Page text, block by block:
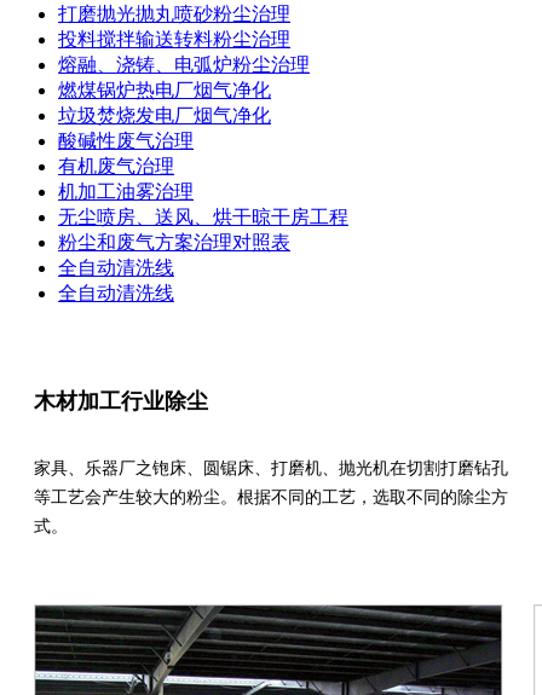
打磨抛光抛丸喷砂粉尘治理
投料搅拌输送转料粉尘治理
熔融、浇铸、电弧炉粉尘治理
燃煤锅炉热电厂烟气净化
垃圾焚烧发电厂烟气净化
酸碱性废气治理
有机废气治理
机加工油雾治理
无尘喷房、送风、烘干晾干房工程
粉尘和废气方案治理对照表
全自动清洗线
全自动清洗线
木材加工行业除尘
家具、乐器厂之铇床、圆锯床、打磨机、抛光机在切割打磨钻孔
等工艺会产生较大的粉尘。根据不同的工艺，选取不同的除尘方
式。